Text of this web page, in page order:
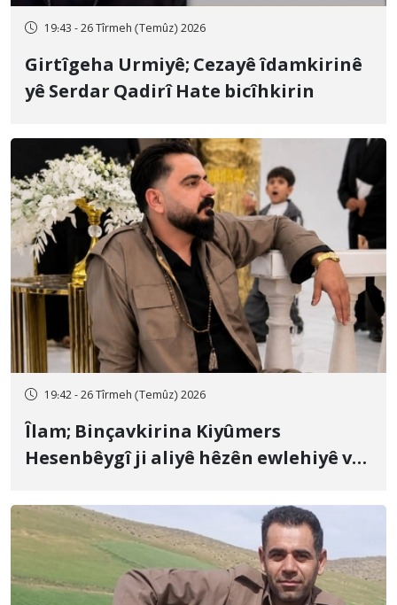
19:43 - 26 Tîrmeh (Temûz) 2026
Girtîgeha Urmiyê; Cezayê îdamkirinê
yê Serdar Qadirî Hate bicîhkirin
19:42 - 26 Tîrmeh (Temûz) 2026
Îlam; Binçavkirina Kiyûmers
Hesenbêygî ji aliyê hêzên ewlehiyê ve